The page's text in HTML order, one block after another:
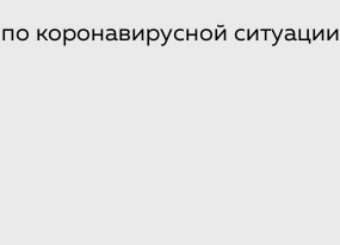
по коронавирусной ситуации